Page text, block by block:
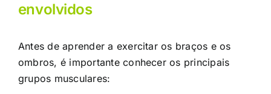
envolvidos
Antes de aprender a exercitar os braços e os
ombros, é importante conhecer os principais
grupos musculares: